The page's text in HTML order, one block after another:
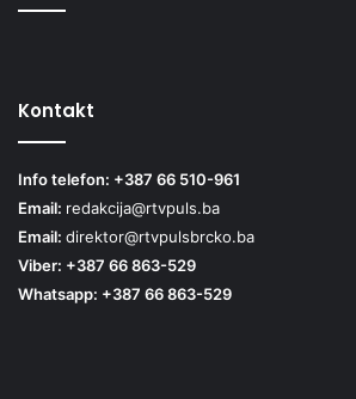
Kontakt
Info telefon: +387 66 510-961
Email: redakcija@rtvpuls.ba
Email: direktor@rtvpulsbrcko.ba
Viber: +387 66 863-529
Whatsapp: +387 66 863-529